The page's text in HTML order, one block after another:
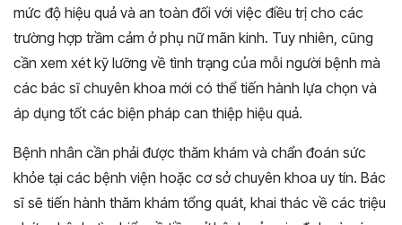
mức độ hiệu quả và an toàn đối với việc điều trị cho các
trường hợp trầm cảm ở phụ nữ mãn kinh. Tuy nhiên, cũng
cần xem xét kỹ lưỡng về tình trạng của mỗi người bệnh mà
các bác sĩ chuyên khoa mới có thể tiến hành lựa chọn và
áp dụng tốt các biện pháp can thiệp hiệu quả.
Bệnh nhân cần phải được thăm khám và chẩn đoán sức
khỏe tại các bệnh viện hoặc cơ sở chuyên khoa uy tín. Bác
sĩ sẽ tiến hành thăm khám tổng quát, khai thác về các triệu